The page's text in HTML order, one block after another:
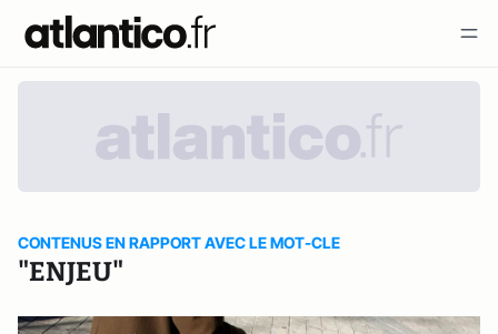
CONTENUS EN RAPPORT AVEC LE MOT-CLE
"ENJEU"